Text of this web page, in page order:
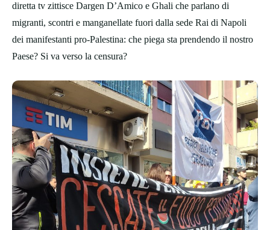
diretta tv zittisce Dargen D’Amico e Ghali che parlano di
migranti, scontri e manganellate fuori dalla sede Rai di Napoli
dei manifestanti pro-Palestina: che piega sta prendendo il nostro
Paese? Si va verso la censura?